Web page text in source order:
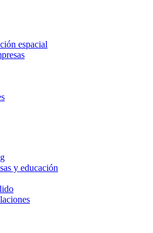
espacial
y educación